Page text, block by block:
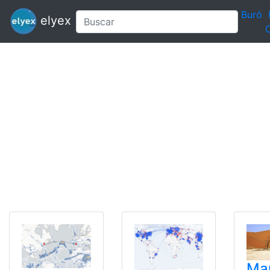
elyex Buró